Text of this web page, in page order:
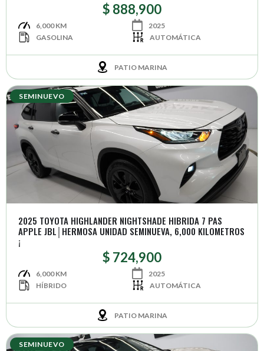
$ 888,900
6,000 KM
2025
GASOLINA
AUTOMÁTICA
PATIO MARINA
SEMINUEVO
2025 TOYOTA HIGHLANDER NIGHTSHADE HIBRIDA 7 PAS
APPLE JBL│HERMOSA UNIDAD SEMINUEVA, 6,000 KILOMETROS
¡
$ 724,900
6,000 KM
2025
HÍBRIDO
AUTOMÁTICA
PATIO MARINA
SEMINUEVO